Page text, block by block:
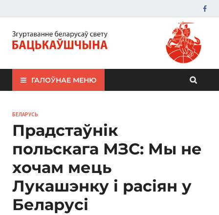
ЗБС "Бацькаўшчына"
ГАЛОЎНАЕ МЕНЮ
БЕЛАРУСЬ
Прадстаўнік
польскага МЗС: Мы не
хочам мець
Лукашэнку і расіян у
Беларусі